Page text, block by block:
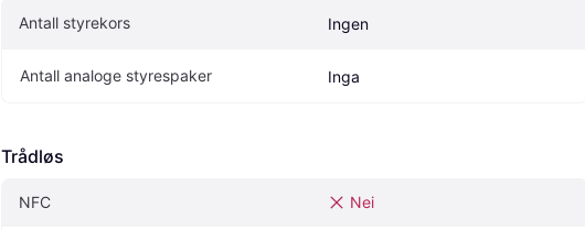
Antall styrekors Ingen
Antall analoge styrespaker Inga
Trådløs
NFC Nei